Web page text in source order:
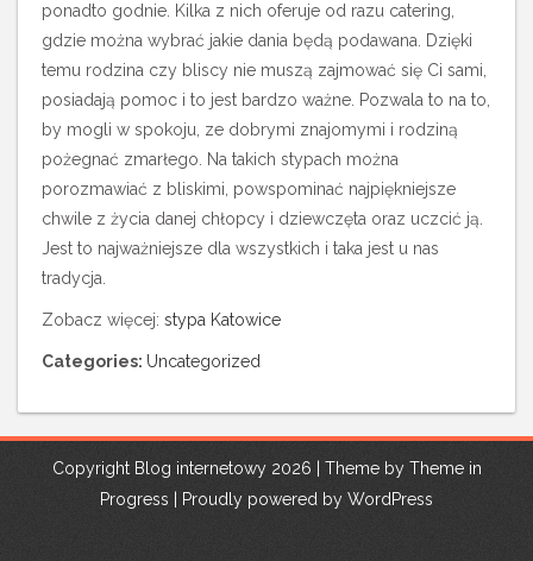
ponadto godnie. Kilka z nich oferuje od razu catering,
gdzie można wybrać jakie dania będą podawana. Dzięki
temu rodzina czy bliscy nie muszą zajmować się Ci sami,
posiadają pomoc i to jest bardzo ważne. Pozwala to na to,
by mogli w spokoju, ze dobrymi znajomymi i rodziną
pożegnać zmarłego. Na takich stypach można
porozmawiać z bliskimi, powspominać najpiękniejsze
chwile z życia danej chłopcy i dziewczęta oraz uczcić ją.
Jest to najważniejsze dla wszystkich i taka jest u nas
tradycja.
Zobacz więcej: stypa Katowice‎
Categories: Uncategorized
Copyright Blog internetowy 2026 | Theme by Theme in
Progress
Proudly powered by WordPress